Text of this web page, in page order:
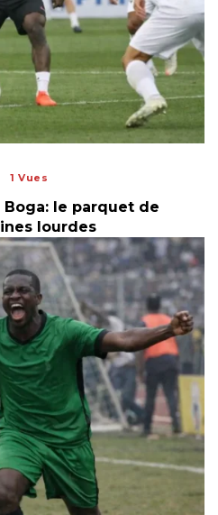
1 Vues
le parquet de
lourdes